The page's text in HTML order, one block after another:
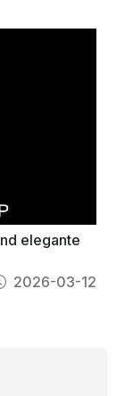
elegante
2026-03-12